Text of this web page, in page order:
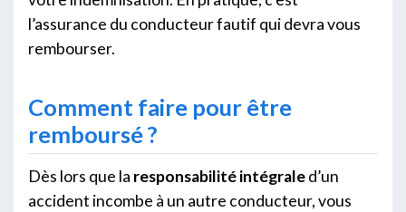
l’assurance du conducteur fautif qui devra vous
rembourser.
Comment faire pour être
remboursé ?
Dès lors que la responsabilité intégraled’un
accident incombe à un autre conducteur, vous